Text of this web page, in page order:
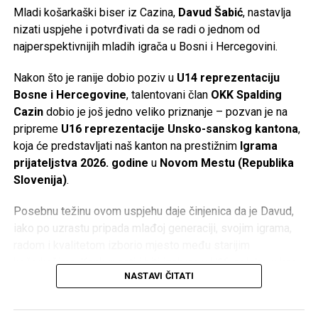
Mladi košarkaški biser iz Cazina, Davud Šabić, nastavlja
nizati uspjehe i potvrđivati da se radi o jednom od
najperspektivnijih mladih igrača u Bosni i Hercegovini.
Nakon što je ranije dobio poziv u U14 reprezentaciju
Bosne i Hercegovine, talentovani član OKK Spalding
Cazindobio je još jedno veliko priznanje – pozvan je na
pripreme U16 reprezentacije Unsko-sanskog kantona,
koja će predstavljati naš kanton na prestižnim Igrama
prijateljstva 2026. godine u Novom Mestu (Republika
Slovenija).
Posebnu težinu ovom uspjehu daje činjenica da je Davud,
iako po uzrastu pripada mlađoj generaciji, svojim igrama,
košarkašima. Konkurisati i biti izabran u U16 selekciju kao
U14 igrač rijetkost je koja dovoljno govori o njegovom
NASTAVI ČITATI